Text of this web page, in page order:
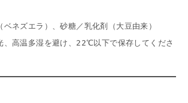
ネズエラ）、砂糖／乳化剤（大豆由来）
、高温多湿を避け、22℃以下で保存してくださ